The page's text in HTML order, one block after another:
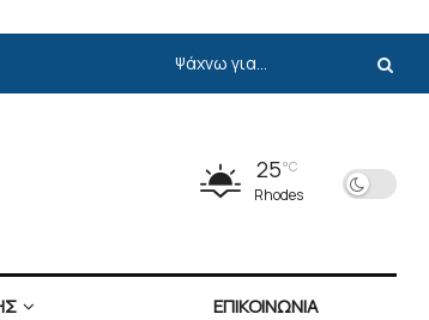
25°C
Rhodes
ΕΠΙΚΟΙΝΩΝΙΑ